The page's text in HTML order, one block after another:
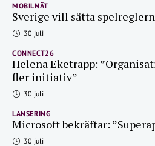
MOBILNÄT
Sverige vill sätta
30 juli
CONNECT26
Helena Eketrapp:
fler initiativ”
30 juli
LANSERING
Microsoft bekräftar:
30 juli